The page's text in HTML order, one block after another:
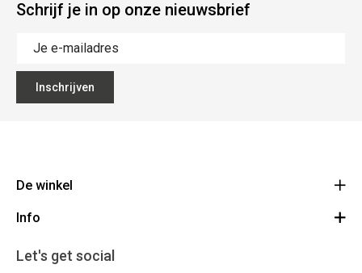
Schrijf je in op onze nieuwsbrief
Inschrijven
De winkel
Bike Center Woerden
Bezoekadres
Info
Algemene voorwaarden
Let's get social